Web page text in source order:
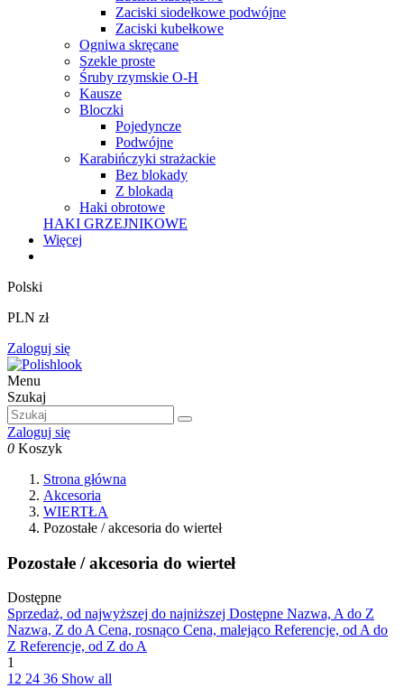
Zaciski siodełkowe podwójne
Zaciski kubełkowe
Ogniwa skręcane
Szekle proste
Śruby rzymskie O-H
Kausze
Bloczki
Pojedyncze
Podwójne
Karabińczyki strażackie
Bez blokady
Z blokadą
Haki obrotowe
HAKI GRZEJNIKOWE
Więcej
Polski
PLN zł
Zaloguj się
Menu
Szukaj
Zaloguj się
0 Koszyk
Strona główna
Akcesoria
WIERTŁA
Pozostałe / akcesoria do wierteł
Pozostałe / akcesoria do wierteł
Dostępne
Sprzedaż, od najwyższej do najniższej Dostępne Nazwa, A do Z
Nazwa, Z do ACena, rosnąco Cena, malejąco Referencje, od A do
Z Referencje, od Z do A
1
12 24 36 Show all